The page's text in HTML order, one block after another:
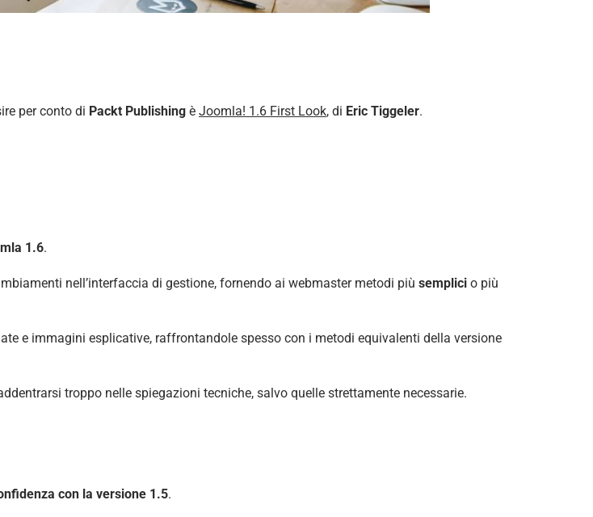
per conto di Packt Publishing è Joomla! 1.6 First Look, di Eric Tiggeler.
1.6.
nell’interfaccia di gestione, fornendo ai webmaster metodi più semplici o più
e immagini esplicative, raffrontandole spesso con i metodi equivalenti della versione
troppo nelle spiegazioni tecniche, salvo quelle strettamente necessarie.
con la versione 1.5.